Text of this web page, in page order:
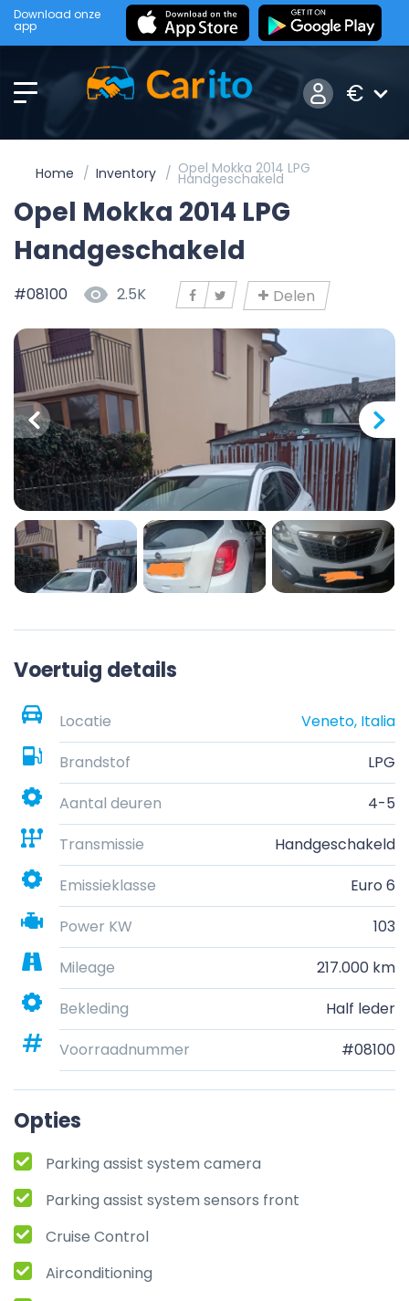
Download onze
app
€
Home Inventory Opel Mokka 2014 LPG
Handgeschakeld
Opel Mokka 2014 LPG
Handgeschakeld
#08100 2.5K Delen
Voertuig details
Locatie
Veneto, Italia
Brandstof
LPG
Aantal deuren
4-5
Transmissie
Handgeschakeld
Emissieklasse
Euro 6
Power KW
103
Mileage
217.000 km
Bekleding
Half leder
Voorraadnummer
#08100
Opties
Parking assist system camera
Parking assist system sensors front
Cruise Control
Airconditioning